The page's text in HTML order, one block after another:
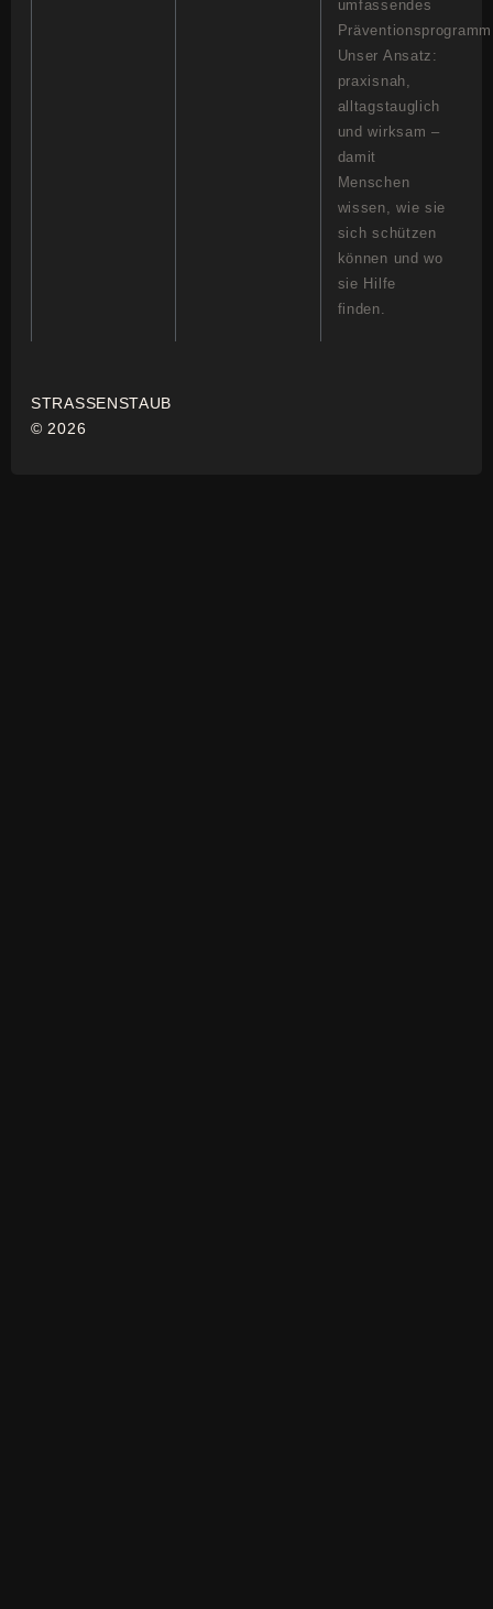
umfassendes
Unser Ansatz:
praxisnah,
alltagstauglich
und wirksam –
damit
Menschen
wissen, wie sie
sich schützen
können und wo
sie Hilfe
finden.
STRASSENSTAUB
© 2026